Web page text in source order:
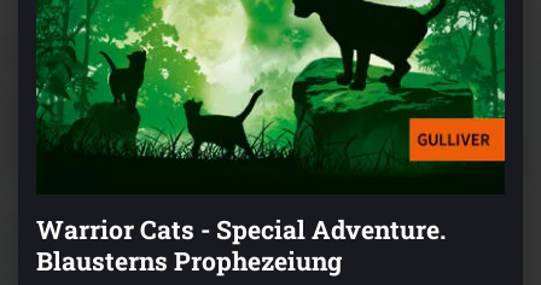
Warrior Cats - Special Adventure.
Blausterns Prophezeiung